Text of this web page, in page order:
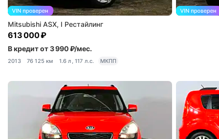
Mitsubishi ASX, I Рестайлинг
613 000 ₽
В кредит от 3 990 ₽/мес.
2013 76 125 км 1.6 л, 117 л.с. МКПП